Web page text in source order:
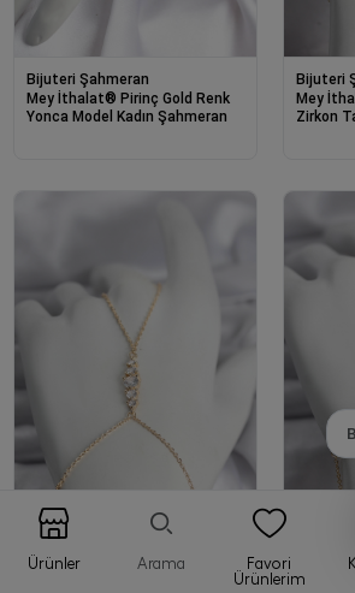
Ürünler Arama
Favori
Ürünlerim
Bijuteri Şahmeran
Mey İthalat® Pirinç Gold Renk
Yonca Model Kadın Şahmeran
Bijuteri
Mey
Zirkon
Bijuteri